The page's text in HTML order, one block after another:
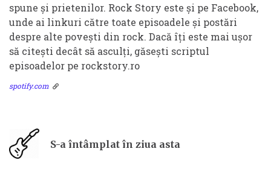
spune și prietenilor. Rock Story este și pe Facebook,
unde ai linkuri către toate episoadele și postări
despre alte povești din rock. Dacă îți este mai ușor
să citești decât să asculți, găsești scriptul
episoadelor pe rockstory.ro
spotify.com
S-a întâmplat în ziua asta